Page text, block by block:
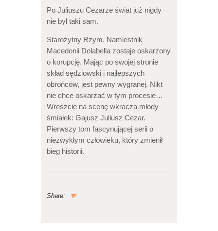
Po Juliuszu Cezarze świat już nigdy
nie był taki sam.
Starożytny Rzym. Namiestnik
Macedonii Dolabella zostaje oskarżony
o korupcję. Mając po swojej stronie
skład sędziowski i najlepszych
obrońców, jest pewny wygranej. Nikt
nie chce oskarżać w tym procesie…
Wreszcie na scenę wkracza młody
śmiałek: Gajusz Juliusz Cezar.
Pierwszy tom fascynującej serii o
niezwykłym człowieku, który zmienił
bieg historii.
Share: